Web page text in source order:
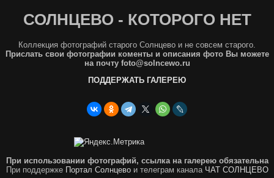
СОЛНЦЕВО - КОТОРОГО НЕТ
Коллекция фотографий старого Солнцево и не совсем старого.
Прислать свои фотографии коменты и описания фото Вы можете
на почту foto@solncewo.ru
ПОДДЕРЖАТЬ ГАЛЕРЕЮ
При использовании фотографий, ссылка на галерею обязательна
При поддержке Портал Солнцевои телеграм канала ЧАТ СОЛНЦЕВО